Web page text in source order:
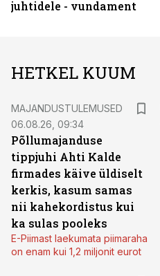
juhtidele - vundament
HETKEL KUUM
MAJANDUSTULEMUSED
06.08.26, 09:34
Põllumajanduse
tippjuhi Ahti Kalde
firmades käive üldiselt
kerkis, kasum samas
nii kahekordistus kui
ka sulas pooleks
E-Piimast laekumata piimaraha
on enam kui 1,2 miljonit eurot